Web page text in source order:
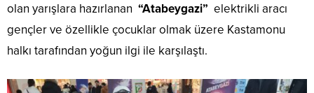
olan yarışlara hazırlanan “Atabeygazi” elektrikli aracı
gençler ve özellikle çocuklar olmak üzere Kastamonu
halkı tarafından yoğun ilgi ile karşılaştı.